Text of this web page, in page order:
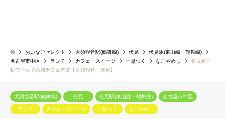
おいなごセレクト 大須観音駅(鶴舞線) 伏見
伏見駅(東山線・鶴舞線)
名古屋市中区
ランチ カフェ・スイーツ 一息つく なごやめし
名古屋刀
剣ワールドの和カフェ有楽【大須観音・伏見】
大須観音駅(鶴舞線) 伏見 伏見駅(東山線・鶴舞線) 名古屋市中区
ランチ カフェ・スイーツ 一息つく なごやめし